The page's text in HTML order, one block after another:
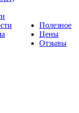
Полезное
Цены
Отзывы